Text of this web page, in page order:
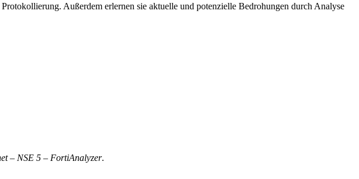
Außerdem erlernen sie aktuelle und potenzielle Bedrohungen durch Analyse
– NSE 5 – FortiAnalyzer.